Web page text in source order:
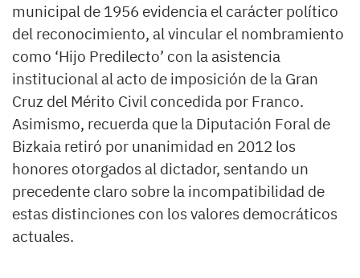
municipal de 1956 evidencia el carácter político
del reconocimiento, al vincular el nombramiento
como ‘Hijo Predilecto’ con la asistencia
institucional al acto de imposición de la Gran
Cruz del Mérito Civil concedida por Franco.
Asimismo, recuerda que la Diputación Foral de
Bizkaia retiró por unanimidad en 2012 los
honores otorgados al dictador, sentando un
precedente claro sobre la incompatibilidad de
estas distinciones con los valores democráticos
actuales.